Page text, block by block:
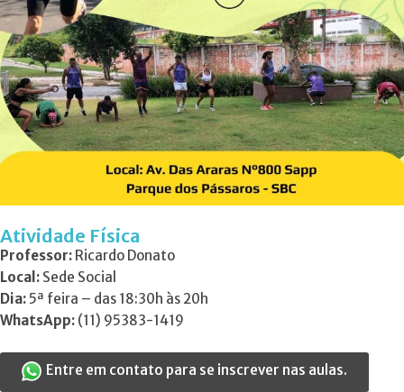
Atividade Física
Professor: Ricardo Donato
Local: Sede Social
Dia: 5ª feira – das 18:30h às 20h
WhatsApp: (11) 95383-1419
Entre em contato para se inscrever nas aulas.